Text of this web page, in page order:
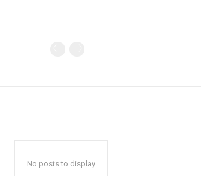
No posts to display